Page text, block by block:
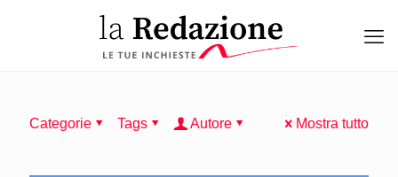
Categorie Tags Autore Mostra tutto